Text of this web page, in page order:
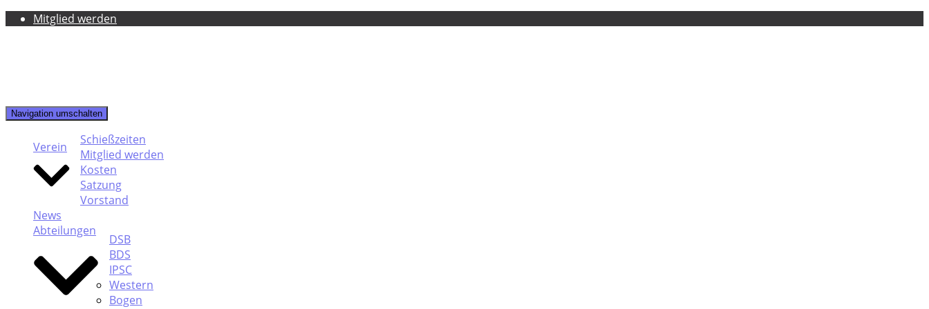
Mitglied werden
Navigation umschalten
Verein
Schießzeiten
Mitglied werden
Kosten
Satzung
Vorstand
News
Abteilungen
DSB
BDS
IPSC
Western
Bogen